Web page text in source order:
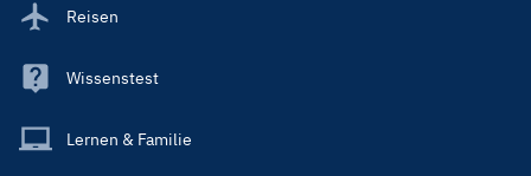
Reisen
Wissenstest
Lernen & Familie